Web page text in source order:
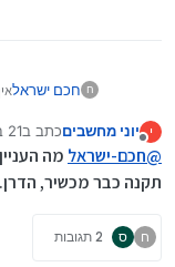
ח חכם ישראל
י
מנותק
יוני מחשביםכתב ב21 ביוני 2023, 15:23
נערך
@חכם-ישראל מה
תקנה כבר מכשיר, הדרן.
ח ס 2 תגובות